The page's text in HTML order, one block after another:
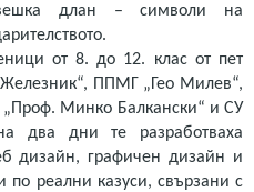
длан – символи на
от 8. до 12. клас от пет
ППМГ „Гео Милев“,
Минко Балкански“ и СУ
два дни те разработваха
дизайн, графичен дизайн и
по реални казуси, свързани с